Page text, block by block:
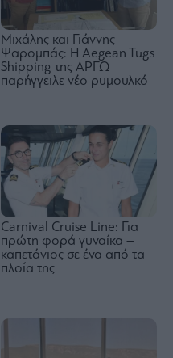
Μιχάλης και Γιάννης
Ψαρομπάς: Η Aegean Tugs
Shipping της ΑΡΓΩ
παρήγγειλε νέο ρυμουλκό
Carnival Cruise Line: Για
πρώτη φορά γυναίκα –
καπετάνιος σε ένα από τα
πλοία της